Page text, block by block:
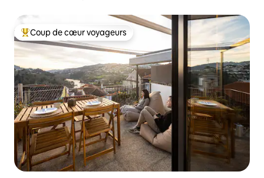
Coups de cœur voyageurs les plus appréciés
Coup de cœur voyageurs